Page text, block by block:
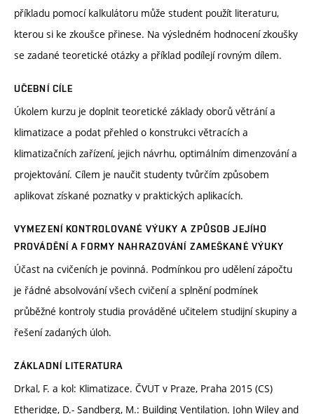
příkladu pomocí kalkulátoru může student použít literaturu,
kterou si ke zkoušce přinese. Na výsledném hodnocení zkoušky
se zadané teoretické otázky a příklad podílejí rovným dílem.
UČEBNÍ CÍLE
Úkolem kurzu je doplnit teoretické základy oborů větrání a
klimatizace a podat přehled o konstrukci větracích a
klimatizačních zařízení, jejich návrhu, optimálním dimenzování a
projektování. Cílem je naučit studenty tvůrčím způsobem
aplikovat získané poznatky v praktických aplikacích.
VYMEZENÍ KONTROLOVANÉ VÝUKY A ZPŮSOB JEJÍHO
PROVÁDĚNÍ A FORMY NAHRAZOVÁNÍ ZAMEŠKANÉ VÝUKY
Účast na cvičeních je povinná. Podmínkou pro udělení zápočtu
je řádné absolvování všech cvičení a splnění podmínek
průběžné kontroly studia prováděné učitelem studijní skupiny a
řešení zadaných úloh.
ZÁKLADNÍ LITERATURA
Drkal, F. a kol: Klimatizace. ČVUT v Praze, Praha 2015 (CS)
Etheridge, D.- Sandberg, M.: Building Ventilation. John Wiley and